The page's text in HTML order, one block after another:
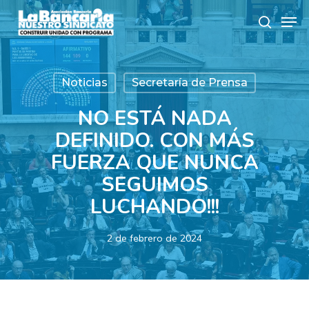
to
main
content
search
Noticias Secretaría de Prensa
NO ESTÁ NADA
DEFINIDO. CON MÁS
FUERZA QUE NUNCA
SEGUIMOS
LUCHANDO!!!
2 de febrero de 2024